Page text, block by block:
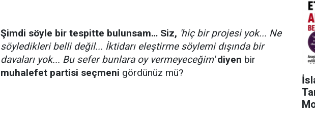
Şimdi söyle bir tespitte bulunsam… Siz, 'hiç bir projesi yok... Ne
söyledikleri belli değil... İktidarı eleştirme söylemi dışında bir
davaları yok... Bu sefer bunlara oy vermeyeceğim' diyen bir
muhalefet partisi seçmeni gördünüz mü?